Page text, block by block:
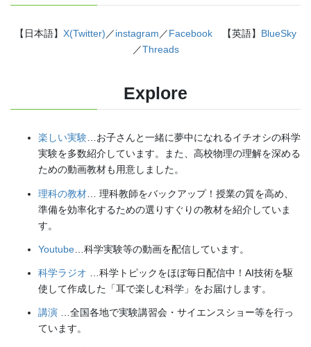
【日本語】 X(Twitter)／instagram／Facebook 【英語】 BlueSky
／Threads
Explore
楽しい実験…お子さんと一緒に夢中になれるイチオシの科学
実験を多数紹介しています。また、高校物理の理解を深める
ための動画教材も用意しました。
理科の教材 … 理科教師をバックアップ！授業の質を高め、
準備を効率化するための選りすぐりの教材を紹介していま
す。
Youtube …科学実験等の動画を配信しています。
科学ラジオ …科学トピックをほぼ毎日配信中！AI技術を駆
使して作成した「耳で楽しむ科学」をお届けします。
講演 …全国各地で実験講習会・サイエンスショー等を行っ
ています。